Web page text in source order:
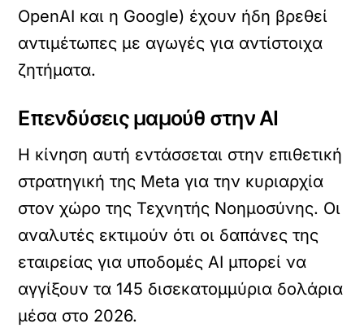
OpenAI και η Google) έχουν ήδη βρεθεί
αντιμέτωπες με αγωγές για αντίστοιχα
ζητήματα.
Επενδύσεις μαμούθ στην AI
Η κίνηση αυτή εντάσσεται στην επιθετική
στρατηγική της Meta για την κυριαρχία
στον χώρο της Τεχνητής Νοημοσύνης. Οι
αναλυτές εκτιμούν ότι οι δαπάνες της
εταιρείας για υποδομές AI μπορεί να
αγγίξουν τα 145 δισεκατομμύρια δολάρια
μέσα στο 2026.